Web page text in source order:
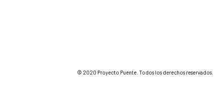
© 2020 Proyecto Puente. Todos los derechos reservados.